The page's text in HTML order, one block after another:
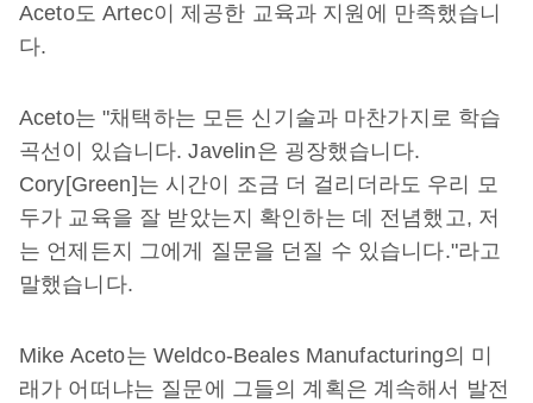
Aceto도 Artec이 제공한 교육과 지원에 만족했습니
다.
Aceto는 "채택하는 모든 신기술과 마찬가지로 학습
곡선이 있습니다. Javelin은 굉장했습니다.
Cory[Green]는 시간이 조금 더 걸리더라도 우리 모
두가 교육을 잘 받았는지 확인하는 데 전념했고, 저
는 언제든지 그에게 질문을 던질 수 있습니다."라고
말했습니다.
Mike Aceto는 Weldco-Beales Manufacturing의 미
래가 어떠냐는 질문에 그들의 계획은 계속해서 발전